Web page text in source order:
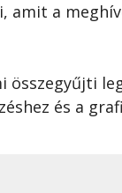
amit a
összegyűjti
és a